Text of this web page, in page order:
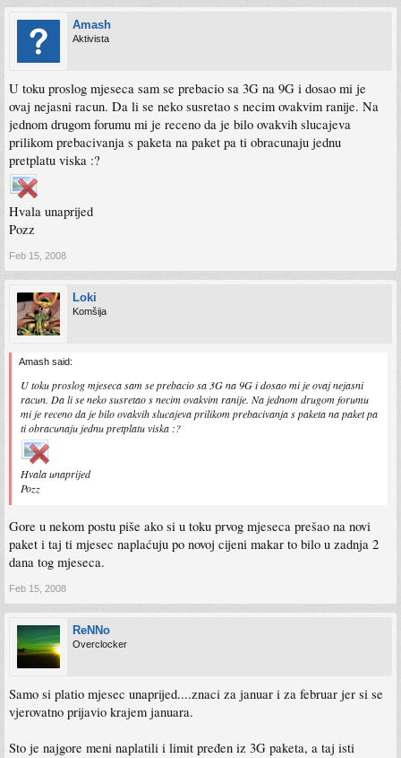
Amash
Aktivista
U toku proslog mjeseca sam se prebacio sa 3G na 9G i dosao mi je
ovaj nejasni racun. Da li se neko susretao s necim ovakvim ranije. Na
jednom drugom forumu mi je receno da je bilo ovakvih slucajeva
prilikom prebacivanja s paketa na paket pa ti obracunaju jednu
pretplatu viska :?
Hvala unaprijed
Pozz
Feb 15, 2008
Loki
Komšija
Amash said:
U toku proslog mjeseca sam se prebacio sa 3G na 9G i dosao mi je ovaj nejasni
racun. Da li se neko susretao s necim ovakvim ranije. Na jednom drugom forumu
mi je receno da je bilo ovakvih slucajeva prilikom prebacivanja s paketa na paket pa
ti obracunaju jednu pretplatu viska :?
Hvala unaprijed
Pozz
Gore u nekom postu piše ako si u toku prvog mjeseca prešao na novi
paket i taj ti mjesec naplaćuju po novoj cijeni makar to bilo u zadnja 2
dana tog mjeseca.
Feb 15, 2008
ReNNo
Overclocker
Samo si platio mjesec unaprijed....znaci za januar i za februar jer si se
vjerovatno prijavio krajem januara.
Sto je najgore meni naplatili i limit pređen iz 3G paketa, a taj isti